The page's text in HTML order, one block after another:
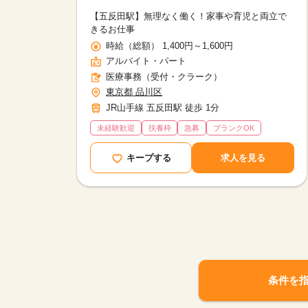
パート
【五反田駅】無理なく働く！家事や育児と両立で
きるお仕事
時給（総額） 1,400円～1,600円
アルバイト・パート
医療事務（受付・クラーク）
東京都 品川区
JR山手線 五反田駅 徒歩 1分
未経験歓迎 扶養枠 急募 ブランクOK
キープする 求人を見る
条件を